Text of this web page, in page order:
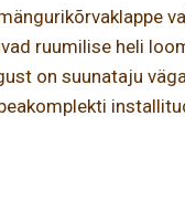
ruumilise heli
on suunataju